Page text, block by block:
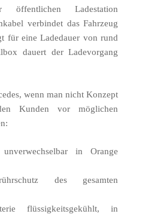
öffentlichen Ladestation
verbindet das Fahrzeug
für eine Ladedauer von rund
dauert der Ladevorgang
wenn man nicht Konzept
Kunden vor möglichen
in Orange
des gesamten
flüssigkeitsgekühlt, in